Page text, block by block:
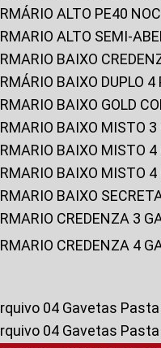
ARMÁRIO ALTO PE40
ARMARIO ALTO SEMI-
ARMARIO BAIXO
ARMÁRIO BAIXO DUPLO
ÁRMARIO BAIXO GOLD
ARMARIO BAIXO MISTO
ARMARIO BAIXO MISTO
ARMARIO BAIXO MISTO
ARMARIO BAIXO
ARMARIO CREDENZA 3
ARMARIO CREDENZA 4
Arquivo 04 Gavetas
Arquivo 04 Gavetas